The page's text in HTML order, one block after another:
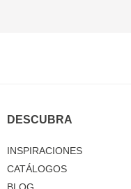
DESCUBRA
INSPIRACIONES
CATÁLOGOS